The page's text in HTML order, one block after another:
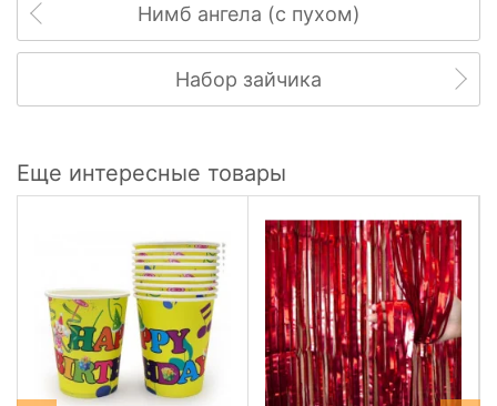
Нимб ангела (с пухом)
Набор зайчика
Еще интересные товары